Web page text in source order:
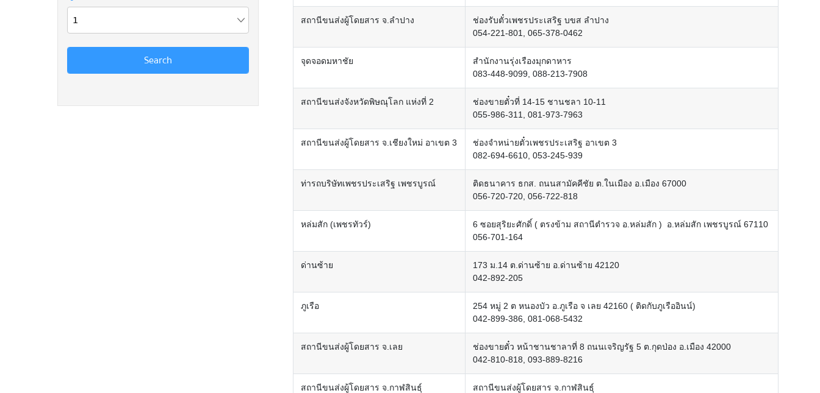
สถานีขนส่งผู้โดยสาร จ.ลำปาง
ช่องรับตั๋วเพชรประเสริฐ บขส ลำปาง
054-221-801, 065-378-0462
จุดจอดมหาชัย
สำนักงานรุ่งเรืองมุกดาหาร
083-448-9099, 088-213-7908
สถานีขนส่งจังหวัดพิษณุโลก แห่งที่ 2
ช่องขายตั๋วที่ 14-15 ชานชลา 10-11
055-986-311, 081-973-7963
สถานีขนส่งผู้โดยสาร จ.เชียงใหม่ อาเขต 3
ช่องจำหน่ายตั๋วเพชรประเสริฐ อาเขต 3
082-694-6610, 053-245-939
ท่ารถบริษัทเพชรประเสริฐ เพชรบูรณ์
ติดธนาคาร ธกส. ถนนสามัคคีชัย ต.ในเมือง อ.เมือง 67000
056-720-720, 056-722-818
หล่มสัก (เพชรทัวร์)
6 ซอยสุริยะศักดิ์ ( ตรงข้าม สถานีตำรวจ อ.หล่มสัก ) อ.หล่มสัก เพชรบูรณ์ 67110
056-701-164
ด่านซ้าย
173 ม.14 ต.ด่านซ้าย อ.ด่านซ้าย 42120
042-892-205
ภูเรือ
254 หมู่ 2 ต หนองบัว อ.ภูเรือ จ เลย 42160 ( ติดกับภูเรืออินน์)
042-899-386, 081-068-5432
สถานีขนส่งผู้โดยสาร จ.เลย
ช่องขายตั๋ว หน้าชานชาลาที่ 8 ถนนเจริญรัฐ 5 ต.กุดป่อง อ.เมือง 42000
042-810-818, 093-889-8216
สถานีขนส่งผู้โดยสาร จ.กาฬสินธุ์
สถานีขนส่งผู้โดยสาร จ.กาฬสินธุ์